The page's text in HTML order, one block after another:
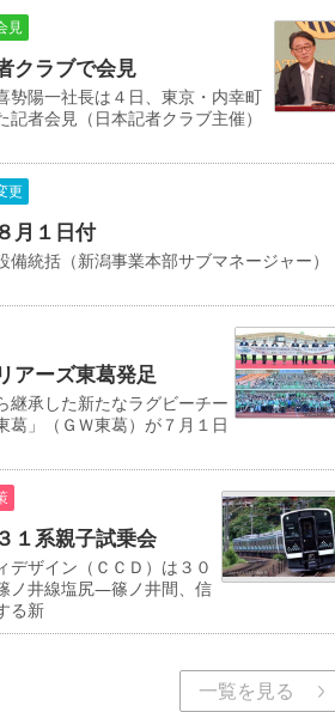
見
クラブで会見
陽一社長は４日、東京・内幸町
者会見（日本記者クラブ主催）
更
月１日付
統括（新潟事業本部サブマネージャー）
アーズ東葛発足
承した新たなラグビーチー
葛」（ＧＷ東葛）が７月１日
１系親子試乗会
ザイン（ＣＣＤ）は３０
ノ井線塩尻―篠ノ井間、信
る新
一覧を見る